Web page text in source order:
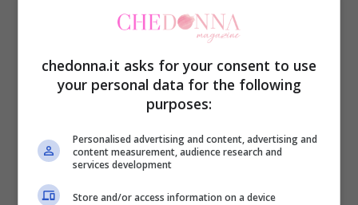
figli, carriera e curiosità
dell’attrice
chedonna.it asks for your consent to use
your personal data for the following
purposes:
Personalised advertising and content, advertising and
content measurement, audience research and
services development
Store and/or access information on a device